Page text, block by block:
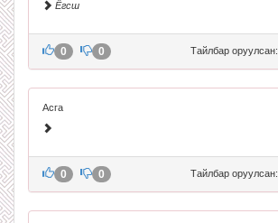
Ёгсш
Тайлбар оруулсан:
0 0
Асга
Тайлбар оруулсан:
0 0